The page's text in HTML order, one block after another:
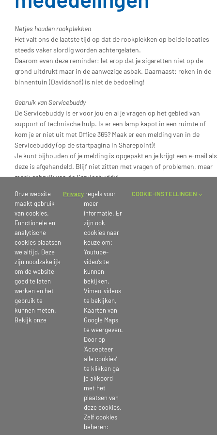
Netjes houden rookplekken
Het valt ons de laatste tijd op dat de rookplekken op beide locaties
steeds vaker slordig worden achtergelaten.
Daarom even deze reminder: let erop dat je sigaretten niet op de
grond uitdrukt maar in de aanwezige asbak. Daarnaast: roken in de
binnentuin (Davidshof) is niet de bedoeling!
Gebruik van Servicebuddy
De Servicebuddy is er voor jou en al je vragen op het gebied van
support of technische hulp. Is er een lamp kapot in een ruimte of
kom je er niet uit met Office 365? Maak er een melding van in de
Servicebuddy (op de startpagina in Sharepoint)!
Je kunt bijhouden of je melding is opgepakt en je krijgt een e-mail als
deze is afgehandeld. Blijf niet zitten met vragen of problemen, maar
maak gebruik van de Servicebuddy!
Vernieuwde Rein
Deze week is het zover: de vernieuwde leeromgeving van Rein gaat
online. Wist je dat je gratis toegang hebt tot ontzettend veel
cursussen/trainingen om jouw bekwaamheid of interesses te
verbreden?
Zo staat er een cursus Excel op, Office 365, basis dementie voor
helpende (+) en zorgtechnologie. Zelfs voor een cursus Spaans kun je
er terecht! Met Rein krijg je de mogelijkheid om op een makkelijke
manier je kennis te vergroten. Ga jij er gebruik van maken?
Publicatiedatum: 20 juni 2023
Deel Dit Verhaal, Kies Je Platform!
Onze website
maakt gebruik
van cookies.
Functionele en
analytische
cookies plaatsen
we altijd. Deze
zijn noodzakelijk
om de website
goed te laten
werken en het
gebruik te
kunnen meten.
Bekijk onze
Privacy regels voor
meer
informatie. Er
zijn ook
cookies naar
keuze om:
Youtube-
video’s te
kunnen
bekijken,
Vimeo-videos
te bekijken,
Kaarten van
Google Maps
te weergeven.
Door op
‘Accepteer
alle cookies’
te klikken ga
je akkoord
met het
plaatsen van
deze cookies.
Zelf cookies
beheren:
COOKIE-INSTELLINGEN